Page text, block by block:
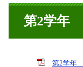
第2学年
第2学年